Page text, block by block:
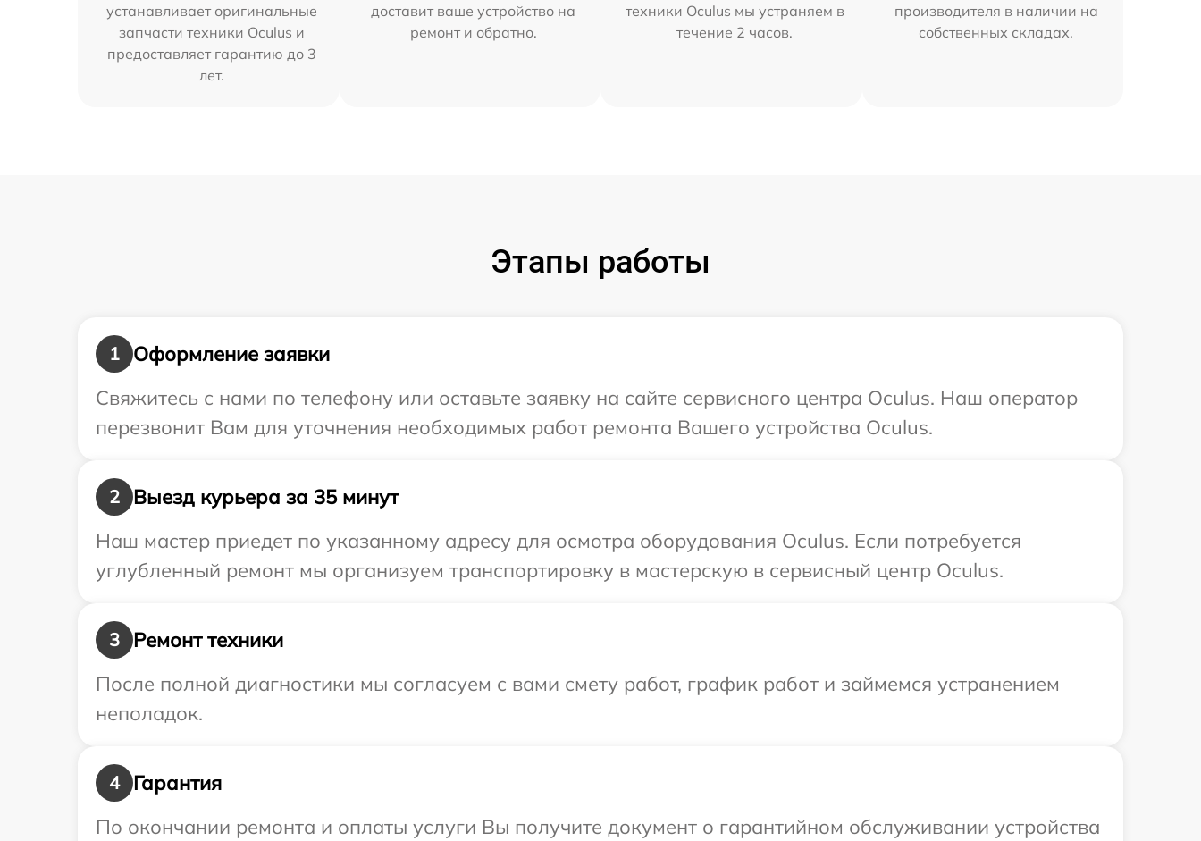
устанавливает оригинальные
запчасти техники Oculus и
предоставляет гарантию до 3
лет.
доставит ваше устройство на
ремонт и обратно.
техники Oculus мы устраняем в
течение 2 часов.
производителя в наличии на
собственных складах.
Этапы работы
1
Оформление заявки
Свяжитесь с нами по телефону или оставьте заявку на сайте сервисного центра Oculus. Наш оператор
перезвонит Вам для уточнения необходимых работ ремонта Вашего устройства Oculus.
2
Выезд курьера за 35 минут
Наш мастер приедет по указанному адресу для осмотра оборудования Oculus. Если потребуется
углубленный ремонт мы организуем транспортировку в мастерскую в сервисный центр Oculus.
3
Ремонт техники
После полной диагностики мы согласуем с вами смету работ, график работ и займемся устранением
неполадок.
4
Гарантия
По окончании ремонта и оплаты услуги Вы получите документ о гарантийном обслуживании устройства